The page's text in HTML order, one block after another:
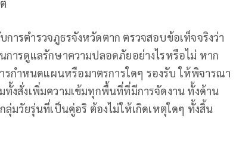
ารตำรวจภูธรจังหวัดตาก ตรวจสอบข้อเท็จจริงว่า
ารดูแลรักษาความปลอดภัยอย่างไรหรือไม่ หาก
กำหนดแผนหรือมาตรการใดๆ รองรับ ให้พิจารณา
งสั่งเพิ่มความเข้มทุกพื้นที่ที่มีการจัดงาน ทั้งด้าน
มวัยรุ่นที่เป็นคู่อริ ต้องไม่ให้เกิดเหตุใดๆ ทั้งสิ้น